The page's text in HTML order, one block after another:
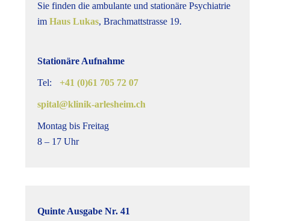
Sie finden die ambulante und stationäre Psychiatrie
im Haus Lukas, Brachmattstrasse 19.
Stationäre Aufnahme
Tel: +41 (0)61 705 72 07
spital@klinik-arlesheim.ch
Montag bis Freitag
8 – 17 Uhr
Quinte Ausgabe Nr. 41